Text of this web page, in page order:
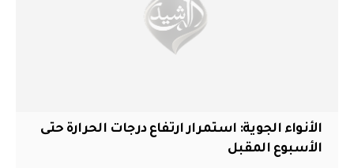
الأنواء الجوية: استمرار ارتفاع درجات الحرارة حتى
الأسبوع المقبل